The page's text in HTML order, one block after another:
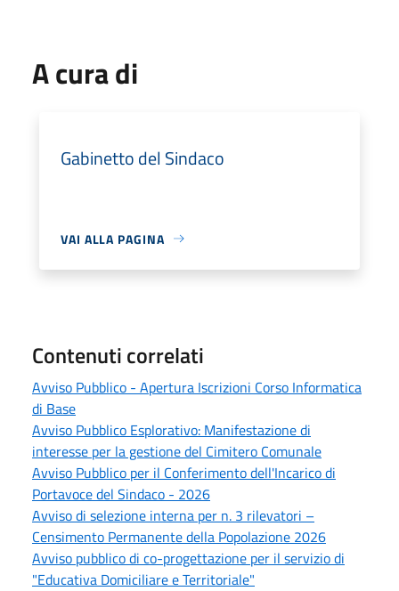
A cura di
Gabinetto del Sindaco
VAI ALLA PAGINA
Contenuti correlati
Avviso Pubblico - Apertura Iscrizioni Corso Informatica
di Base
Avviso Pubblico Esplorativo: Manifestazione di
interesse per la gestione del Cimitero Comunale
Avviso Pubblico per il Conferimento dell'Incarico di
Portavoce del Sindaco - 2026
Avviso di selezione interna per n. 3 rilevatori –
Censimento Permanente della Popolazione 2026
Avviso pubblico di co-progettazione per il servizio di
"Educativa Domiciliare e Territoriale"